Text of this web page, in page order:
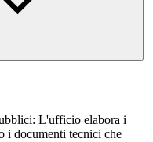
L'ufficio elabora i
i documenti tecnici che